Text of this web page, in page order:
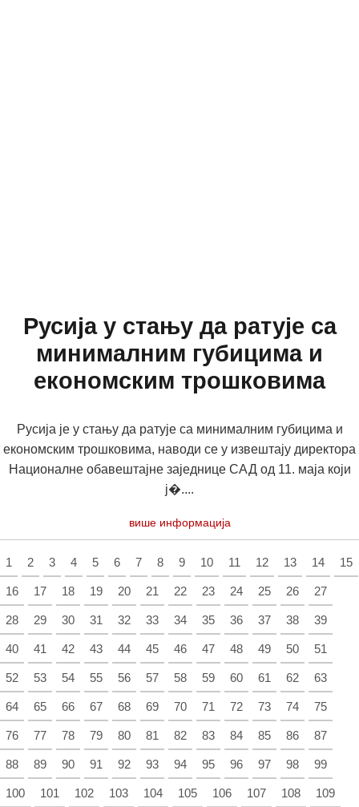
Русија у стању да ратује са
минималним губицима и
економским трошковима
Русија је у стању да ратује са минималним губицима и
економским трошковима, наводи се у извештају директора
Националне обавештајне заједнице САД од 11. маја који
ј�....
више информација
1 2 3 4 5 6 7 8 9 10 11 12 13 14 15
16 17 18 19 20 21 22 23 24 25 26 27
28 29 30 31 32 33 34 35 36 37 38 39
40 41 42 43 44 45 46 47 48 49 50 51
52 53 54 55 56 57 58 59 60 61 62 63
64 65 66 67 68 69 70 71 72 73 74 75
76 77 78 79 80 81 82 83 84 85 86 87
88 89 90 91 92 93 94 95 96 97 98 99
100 101 102 103 104 105 106 107 108 109